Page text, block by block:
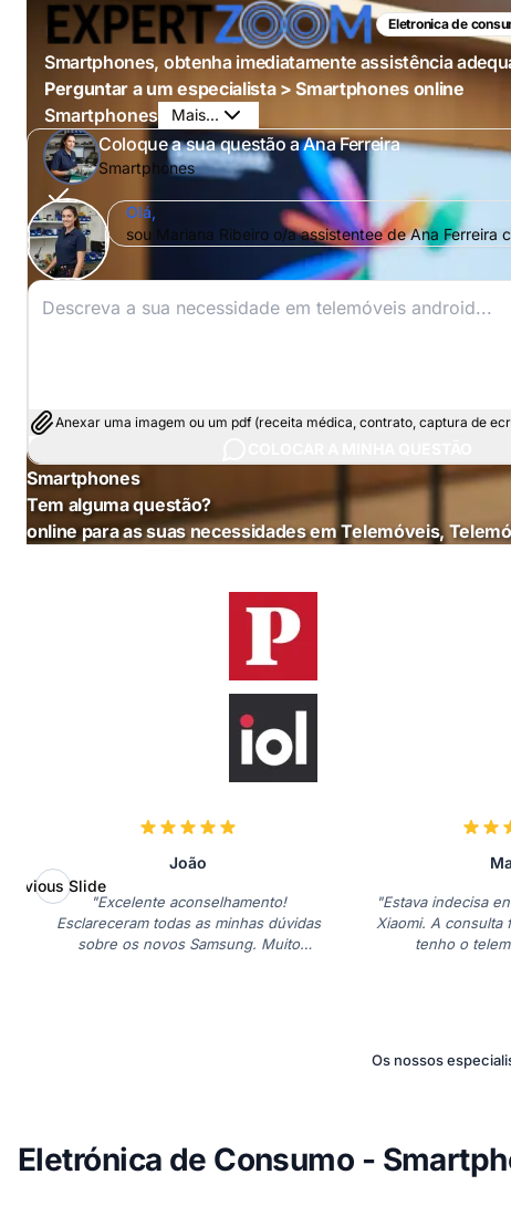
Eletronica de
Smartphones, obtenha imediatamente assistência
Perguntar a um especialista > Smartphones online
Smartphones
Mais...
Coloque a sua questão a Ana Ferreira
Smartphones
Olá,
sou Mariana Ribeiro o/a assistentee de Ana Ferreira
Anexar uma imagem ou um pdf (receita médica, contrato, captura de
Smartphones
Tem alguma questão?
online para as suas necessidades em Telemóveis,
João
"Excelente aconselhamento!
Esclareceram todas as minhas dúvidas
sobre os novos Samsung. Muito
"Estava indecisa
Xiaomi. A consulta
tenho o
Previous Slide
Os nossos
Eletrónica de Consumo -